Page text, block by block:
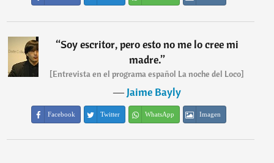
“Soy escritor, pero esto no me lo cree mi
madre.”
[Entrevista en el programa español La noche del Loco]
―Jaime Bayly
Facebook Twitter WhatsApp Imagen